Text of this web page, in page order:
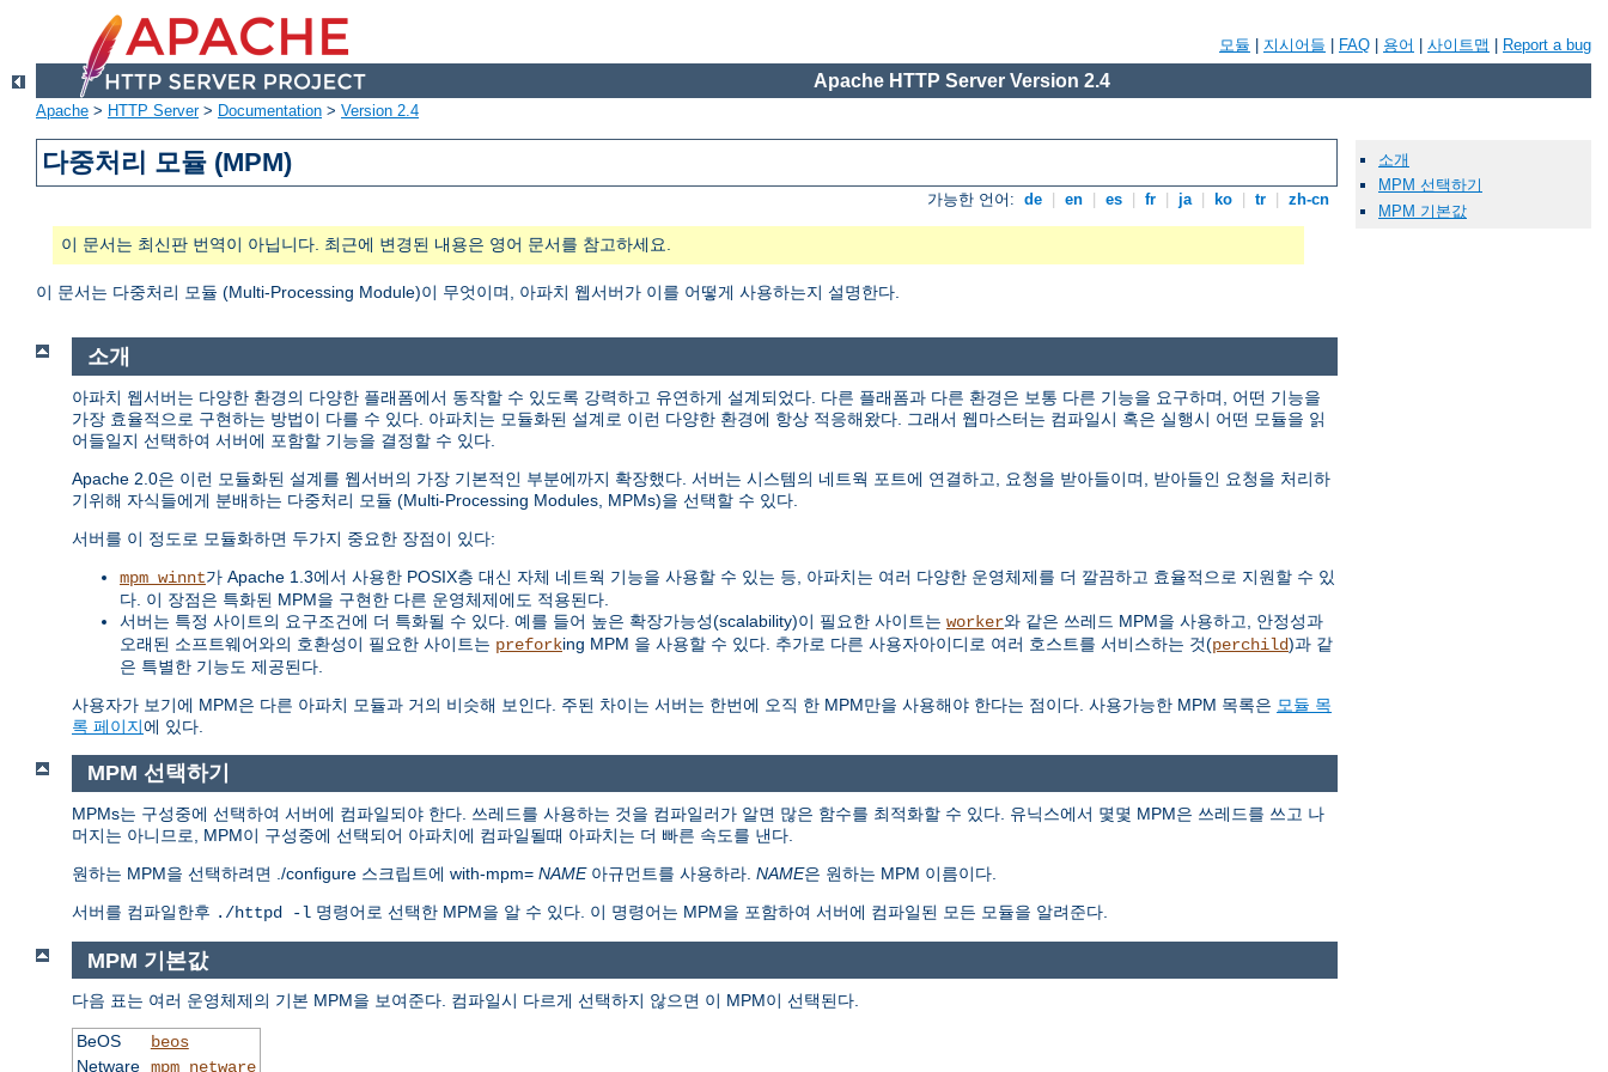
모듈 지시어들 FAQ 용어 사이트맵 Report a bug
Apache HTTP Server Version 2.4
Apache > HTTP Server> Documentation > Version 2.4
다중처리 모듈 (MPM)
가능한 언어: de en es fr ja ko tr zh-cn
이 문서는 최신판 번역이 아닙니다. 최근에 변경된 내용은 영어 문서를 참고하세요.
이 문서는 다중처리 모듈 (Multi-Processing Module)이 무엇이며, 아파치 웹서버가 이를 어떻게 사용하는지 설명한다.
소개
아파치 웹서버는 다양한 환경의 다양한 플래폼에서 동작할 수 있도록 강력하고 유연하게 설계되었다. 다른 플래폼과 다른 환경은 보통 다른 기능을 요구하며, 어떤 기능을
가장 효율적으로 구현하는 방법이 다를 수 있다. 아파치는 모듈화된 설계로 이런 다양한 환경에 항상 적응해왔다. 그래서 웹마스터는 컴파일시 혹은 실행시 어떤 모듈을 읽
어들일지 선택하여 서버에 포함할 기능을 결정할 수 있다.
Apache 2.0은 이런 모듈화된 설계를 웹서버의 가장 기본적인 부분에까지 확장했다. 서버는 시스템의 네트웍 포트에 연결하고, 요청을 받아들이며, 받아들인 요청을 처리하
기위해 자식들에게 분배하는 다중처리 모듈 (Multi-Processing Modules, MPMs)을 선택할 수 있다.
서버를 이 정도로 모듈화하면 두가지 중요한 장점이 있다:
mpm_winnt가 Apache 1.3에서 사용한 POSIX층 대신 자체 네트웍 기능을 사용할 수 있는 등, 아파치는 여러 다양한 운영체제를 더 깔끔하고 효율적으로 지원할 수 있
다. 이 장점은 특화된 MPM을 구현한 다른 운영체제에도 적용된다.
서버는 특정 사이트의 요구조건에 더 특화될 수 있다. 예를 들어 높은 확장가능성(scalability)이 필요한 사이트는 worker와 같은 쓰레드 MPM을 사용하고, 안정성과
오래된 소프트웨어와의 호환성이 필요한 사이트는 preforking MPM 을 사용할 수 있다. 추가로 다른 사용자아이디로 여러 호스트를 서비스하는 것(perchild)과 같
은 특별한 기능도 제공된다.
사용자가 보기에 MPM은 다른 아파치 모듈과 거의 비슷해 보인다. 주된 차이는 서버는 한번에 오직 한 MPM만을 사용해야 한다는 점이다. 사용가능한 MPM 목록은 모듈 목
록 페이지에 있다.
MPM 선택하기
MPMs는 구성중에 선택하여 서버에 컴파일되야 한다. 쓰레드를 사용하는 것을 컴파일러가 알면 많은 함수를 최적화할 수 있다. 유닉스에서 몇몇 MPM은 쓰레드를 쓰고 나
머지는 아니므로, MPM이 구성중에 선택되어 아파치에 컴파일될때 아파치는 더 빠른 속도를 낸다.
원하는 MPM을 선택하려면 ./configure 스크립트에 with-mpm= NAME아규먼트를 사용하라. NAME은 원하는 MPM 이름이다.
서버를 컴파일한후 ./httpd -l 명령어로 선택한 MPM을 알 수 있다. 이 명령어는 MPM을 포함하여 서버에 컴파일된 모든 모듈을 알려준다.
MPM 기본값
다음 표는 여러 운영체제의 기본 MPM을 보여준다. 컴파일시 다르게 선택하지 않으면 이 MPM이 선택된다.
BeOS
beos
Netware mpm_netware
소개
MPM 선택하기
MPM 기본값